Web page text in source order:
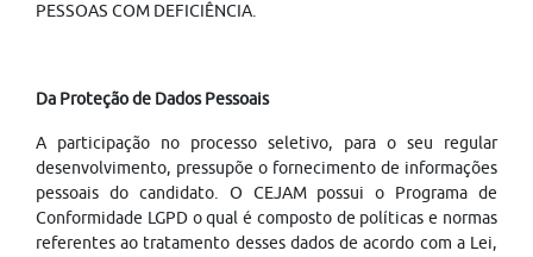
PESSOAS COM DEFICIÊNCIA.
Da Proteção de Dados Pessoais
A participação no processo seletivo, para o seu regular
desenvolvimento, pressupõe o fornecimento de informações
pessoais do candidato. O CEJAM possui o Programa de
Conformidade LGPD o qual é composto de políticas e normas
referentes ao tratamento desses dados de acordo com a Lei,